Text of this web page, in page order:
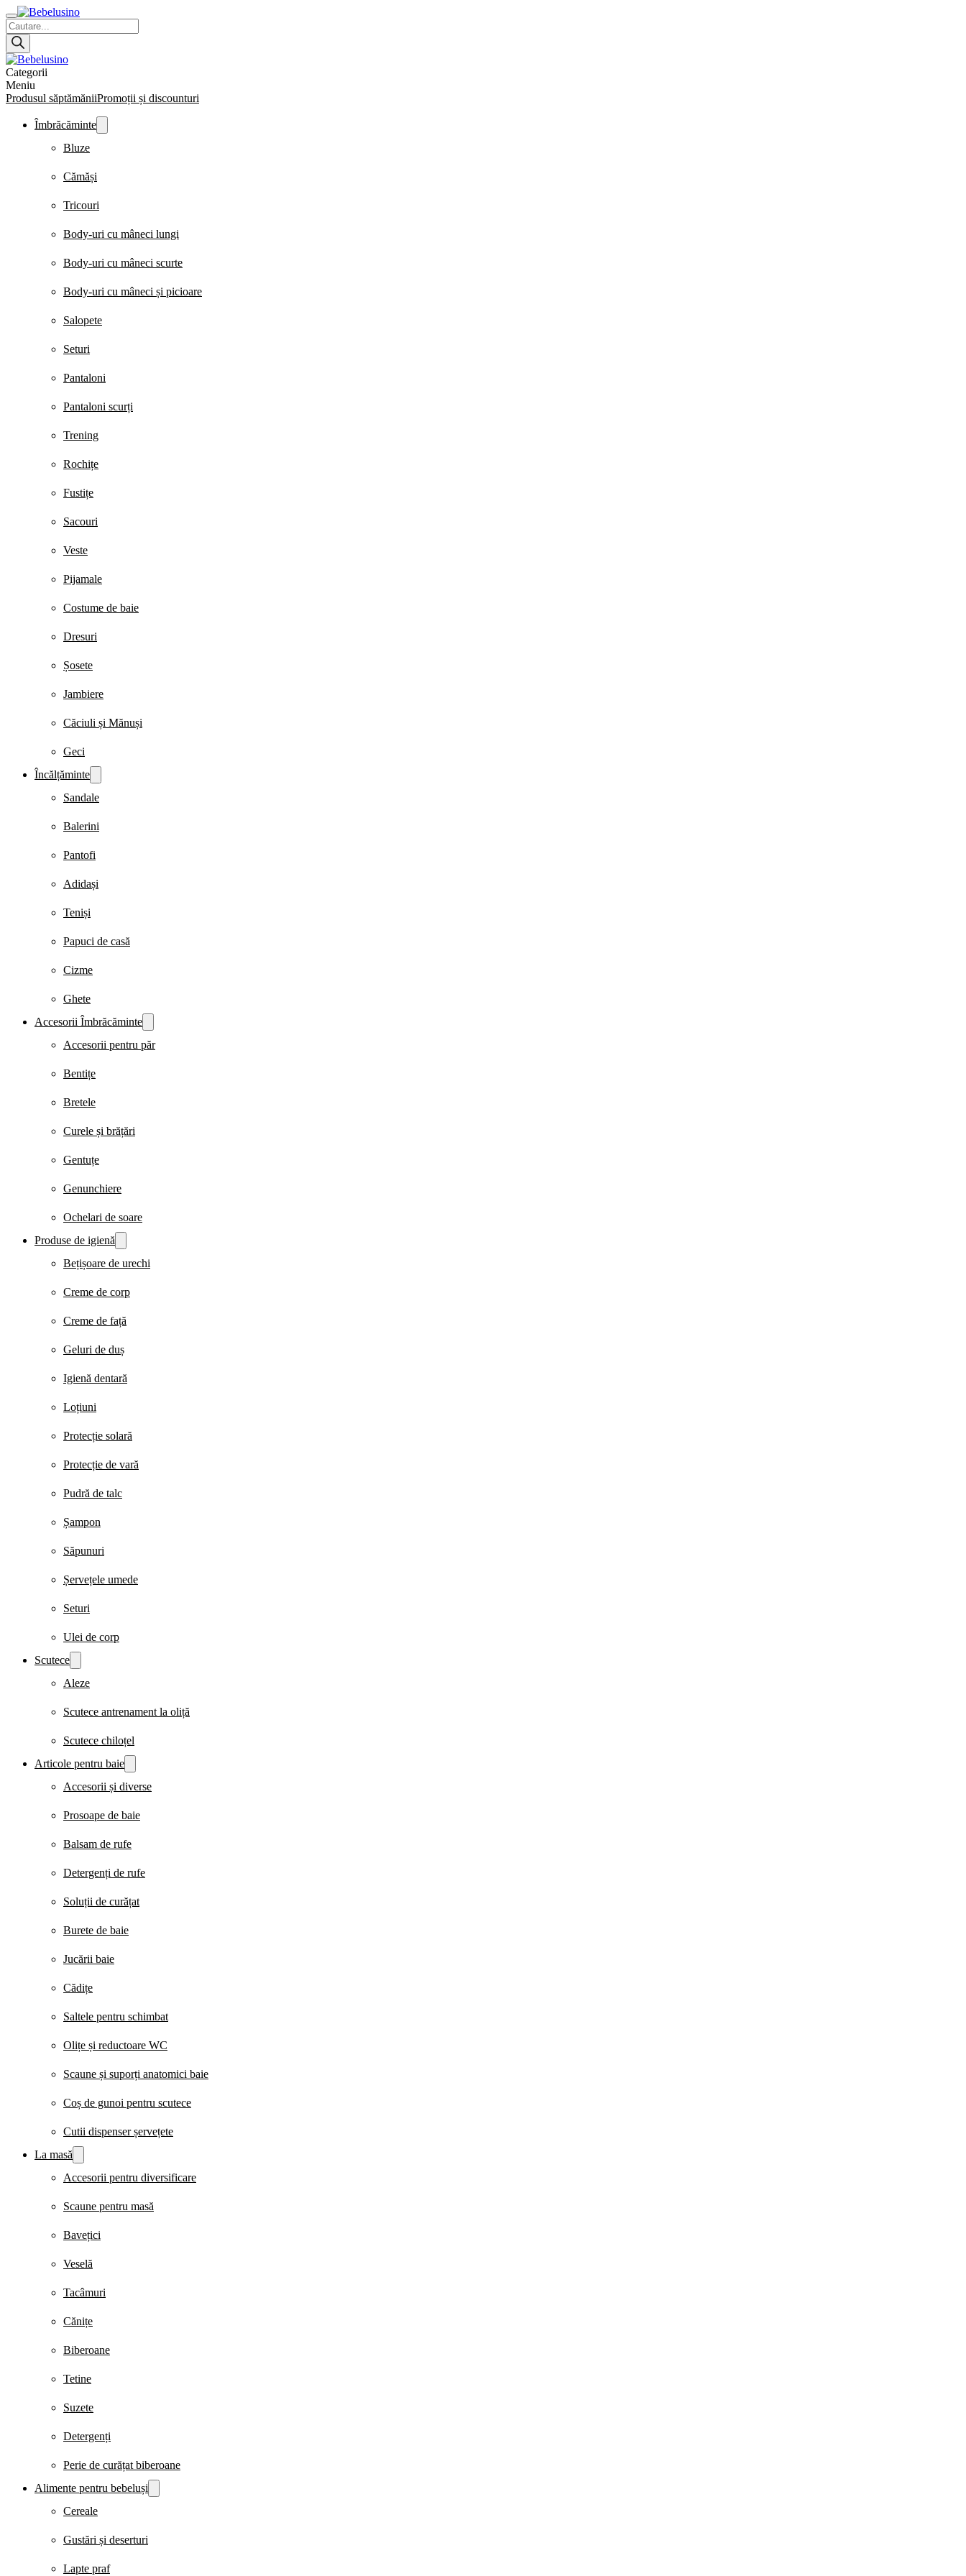
Products
search
Categorii
Meniu
Produsul săptămăniiPromoții și discounturi
Îmbrăcăminte
Bluze
Cămăși
Tricouri
Body-uri cu mâneci lungi
Body-uri cu mâneci scurte
Body-uri cu mâneci și picioare
Salopete
Seturi
Pantaloni
Pantaloni scurți
Trening
Rochițe
Fustițe
Sacouri
Veste
Pijamale
Costume de baie
Dresuri
Șosete
Jambiere
Căciuli și Mănuși
Geci
Încălțăminte
Sandale
Balerini
Pantofi
Adidași
Teniși
Papuci de casă
Cizme
Ghete
Accesorii Îmbrăcăminte
Accesorii pentru păr
Bentițe
Bretele
Curele și brățări
Gentuțe
Genunchiere
Ochelari de soare
Produse de igienă
Bețișoare de urechi
Creme de corp
Creme de față
Geluri de duș
Igienă dentară
Loțiuni
Protecție solară
Protecție de vară
Pudră de talc
Șampon
Săpunuri
Șervețele umede
Seturi
Ulei de corp
Scutece
Aleze
Scutece antrenament la oliță
Scutece chiloțel
Articole pentru baie
Accesorii și diverse
Prosoape de baie
Balsam de rufe
Detergenți de rufe
Soluții de curățat
Burete de baie
Jucării baie
Cădițe
Saltele pentru schimbat
Olițe și reductoare WC
Scaune și suporți anatomici baie
Coș de gunoi pentru scutece
Cutii dispenser șervețete
La masă
Accesorii pentru diversificare
Scaune pentru masă
Bavețici
Veselă
Tacâmuri
Cănițe
Biberoane
Tetine
Suzete
Detergenți
Perie de curățat biberoane
Alimente pentru bebeluși
Cereale
Gustări și deserturi
Lapte praf